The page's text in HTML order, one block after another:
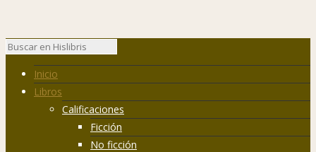
Inicio
Libros
Calificaciones
Ficción
No ficción